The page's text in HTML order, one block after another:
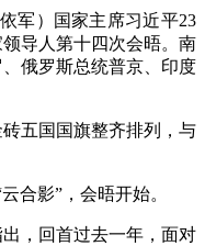
）国家主席习近平23
导人第十四次会晤。南
俄罗斯总统普京、印度
五国国旗整齐排列，与
影”，会晤开始。
，回首过去一年，面对